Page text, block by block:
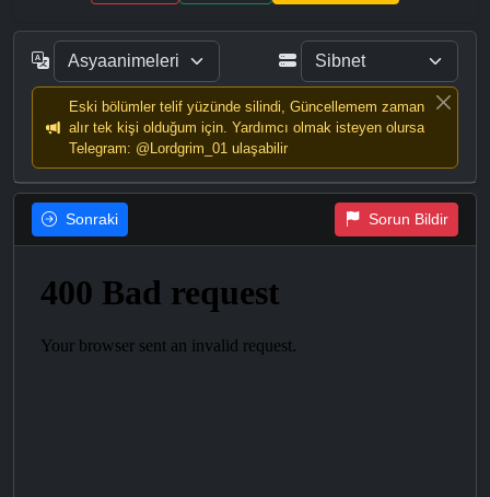
Eski bölümler telif yüzünde silindi, Güncellemem zaman
alır tek kişi olduğum için. Yardımcı olmak isteyen olursa
Telegram: @Lordgrim_01 ulaşabilir
Sonraki Sorun Bildir